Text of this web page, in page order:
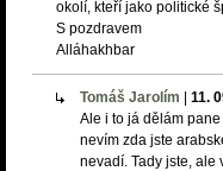
okolí, kteří jako politické
S pozdravem
Alláhakhbar
Tomáš Jarolím 11.
Ale i to já dělám
nevím zda jste
nevadí. Tady jste, ale